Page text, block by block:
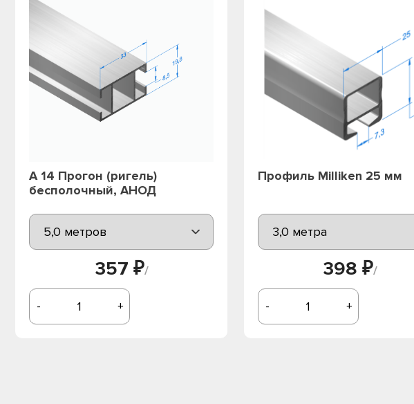
А 14 Прогон (ригель)
бесполочный, АНОД
357 ₽/
- +
Профиль Milliken 25 мм
398 ₽/
- +